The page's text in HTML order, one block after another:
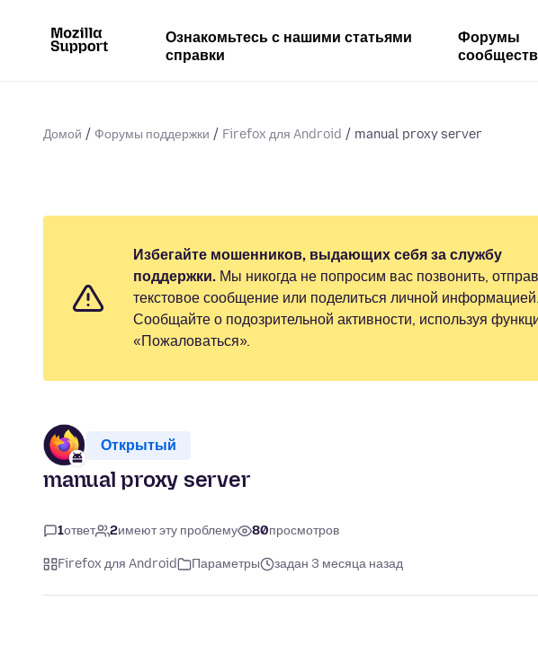
Ознакомьтесь с нашими статьями
справки
Форумы
Домой Форумы поддержки Firefox для Android manual proxy server
Избегайте мошенников, выдающих себя за службу
поддержки. Мы никогда не попросим вас позвонить,
текстовое сообщение или поделиться личной информацией.
Сообщайте о подозрительной активности, используя
«Пожаловаться».
Открытый
manual proxy server
1ответ 2имеют эту проблему 80просмотров
Firefox для Android Параметры задан 3 месяца назад